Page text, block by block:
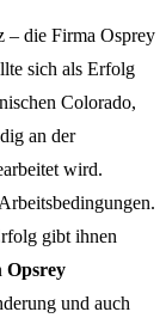
– die Firma Osprey
sich als Erfolg
Colorado,
an der
wird.
gibt ihnen
Opsrey
und auch